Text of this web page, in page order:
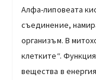
Алфа-липовеата
съединение,
организъм. В
клетките“.
вещества в